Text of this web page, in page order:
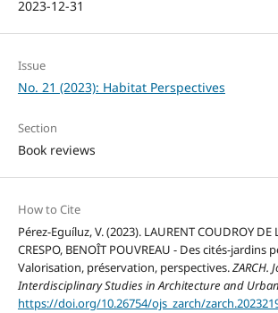
2023-12-31
Issue
No. 21 (2023): Habitat Perspectives
Section
Book reviews
How to Cite
Pérez-Eguíluz, V. (2023). LAURENT COUDROY DE
CRESPO, BENOÎT POUVREAU - Des cités-jardins
Valorisation, préservation, perspectives.ZARCH.
Interdisciplinary Studies in Architecture and
https://doi.org/10.26754/ojs_zarch/